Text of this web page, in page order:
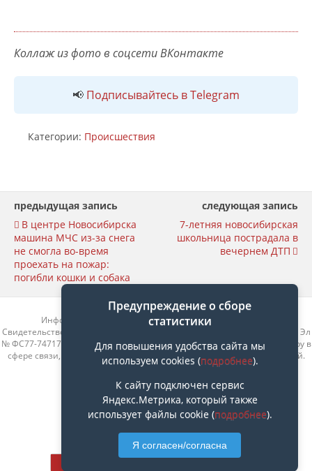
Коллаж из фото в соцсети ВКонтакте
📢 Подписывайтесь в Telegram
Категории: Происшествия
предыдущая запись
В центре Новосибирска
машина МЧС из-за снега
не смогла во-время
проехать на пожар:
погибли кошки и собака
следующая запись
7-летняя новосибирская
школьница пострадала в
вечернем ДТП
Информационный портал «Родные берега» rberega.info
Свидетельство о регистрации сетевого издания «Родные берега. НСК»: Эл
№ ФС77-74717 от 11.01.2019 г., выдано Федеральной службой по надзору в
сфере связи, информационных технологий и массовых коммуникаций.
Учредитель ООО «СовИнформ».
Главный редактор Байжанов Ерлан Омарович
Предупреждение о сборе
статистики
Для повышения удобства сайта мы
используем cookies (подробнее).
К сайту подключен сервис
Яндекс.Метрика, который также
использует файлы cookie (подробнее).
Я согласен/согласна
Мобильн. Компьютерная